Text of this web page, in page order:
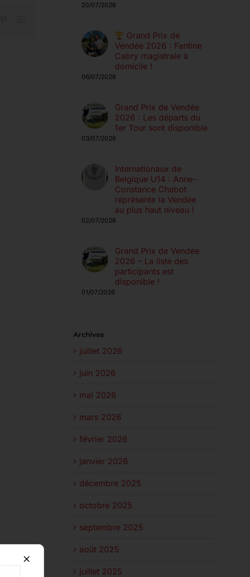
20/07/2026
Grand Prix de
Vendée 2026 : Fantine
Cabry magistrale à
domicile !
06/07/2026
Grand Prix de Vendée
2026 : Les départs du
1er Tour sont disponible
03/07/2026
Internationaux de
Belgique U14 : Anne-
Constance Chabot
représente la Vendée
au plus haut niveau !
02/07/2026
Grand Prix de Vendée
2026 – La liste des
participants est
disponible !
01/07/2026
Archives
juillet 2026
juin 2026
mai 2026
mars 2026
février 2026
janvier 2026
décembre 2025
octobre 2025
septembre 2025
août 2025
juillet 2025